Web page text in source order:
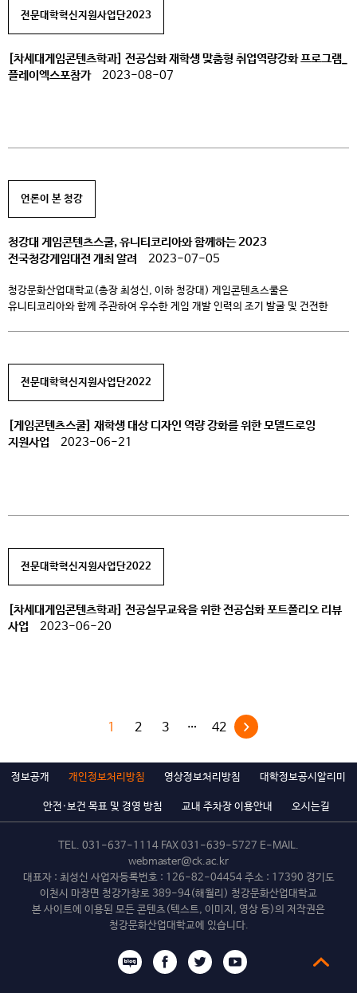
전문대학혁신지원사업단2023
[차세대게임콘텐츠학과] 전공심화 재학생 맞춤형 취업역량강화 프로그램_
플레이엑스포참가
2023-08-07
언론이 본 청강
청강대 게임콘텐츠스쿨, 유니티코리아와 함께하는 2023
전국청강게임대전 개최 알려
2023-07-05
청강문화산업대학교(총장 최성신, 이하 청강대) 게임콘텐츠스쿨은
유니티코리아와 함께 주관하여 우수한 게임 개발 인력의 조기 발굴 및 건전한
전문대학혁신지원사업단2022
[게임콘텐츠스쿨] 재학생 대상 디자인 역량 강화를 위한 모델드로잉
지원사업
2023-06-21
전문대학혁신지원사업단2022
[차세대게임콘텐츠학과] 전공실무교육을 위한 전공심화 포트폴리오 리뷰
사업
2023-06-20
1 2 3 … 42
정보공개 개인정보처리방침 영상정보처리방침 대학정보공시알리미
안전·보건 목표 및 경영 방침 교내 주차장 이용안내 오시는길
TEL. 031-637-1114 FAX 031-639-5727 E-MAIL.
webmaster@ck.ac.kr
대표자 : 최성신 사업자등록번호 : 126-82-04454 주소 : 17390 경기도
이천시 마장면 청강가창로 389-94(해월리) 청강문화산업대학교
본 사이트에 이용된 모든 콘텐츠(텍스트, 이미지, 영상 등)의 저작권은
청강문화산업대학교에 있습니다.